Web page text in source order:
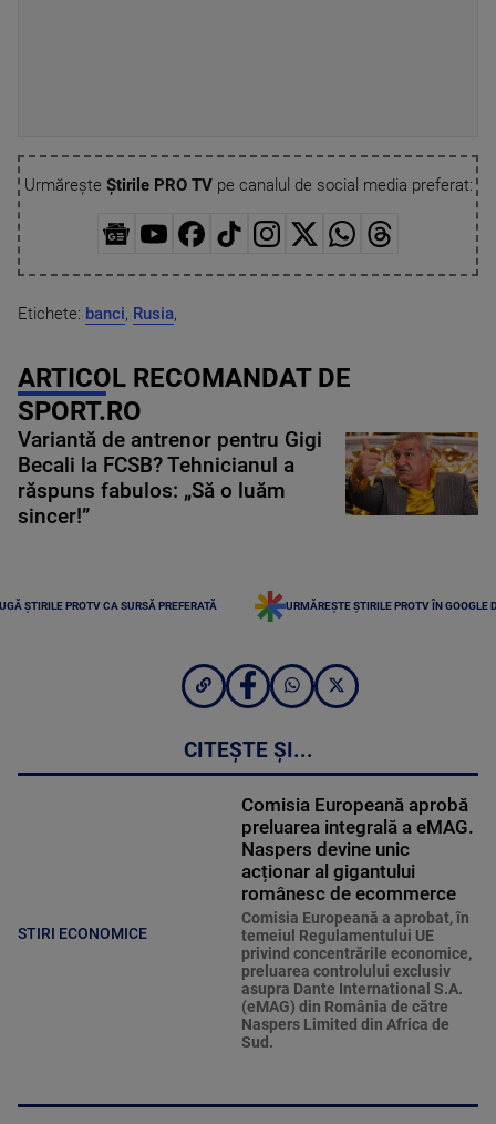
Urmărește Știrile PRO TVpe canalul de social media preferat:
Etichete: banci, Rusia,
ARTICOL RECOMANDAT DE
SPORT.RO
Variantă de antrenor pentru Gigi
Becali la FCSB? Tehnicianul a
răspuns fabulos: „Să o luăm
sincer!”
ȘTIRILE PROTV CA SURSĂ PREFERATĂ URMĂREȘTE ȘTIRILE PROTV ÎN GOOGLE
CITEȘTE ȘI...
STIRI ECONOMICE
Comisia Europeană aprobă
preluarea integrală a eMAG.
Naspers devine unic
acționar al gigantului
românesc de ecommerce
Comisia Europeană a aprobat, în
temeiul Regulamentului UE
privind concentrările economice,
preluarea controlului exclusiv
asupra Dante International S.A.
(eMAG) din România de către
Naspers Limited din Africa de
Sud.